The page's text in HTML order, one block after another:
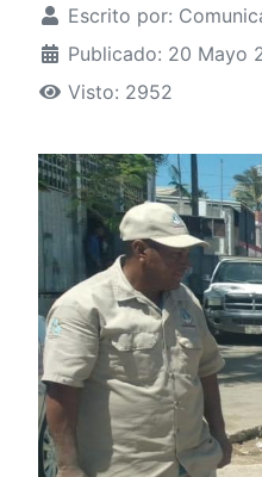
Escrito por:
Publicado: 20 Mayo
Visto: 2952